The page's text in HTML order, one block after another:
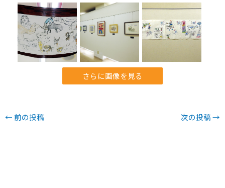
さらに画像を見る
← 前の投稿 次の投稿→